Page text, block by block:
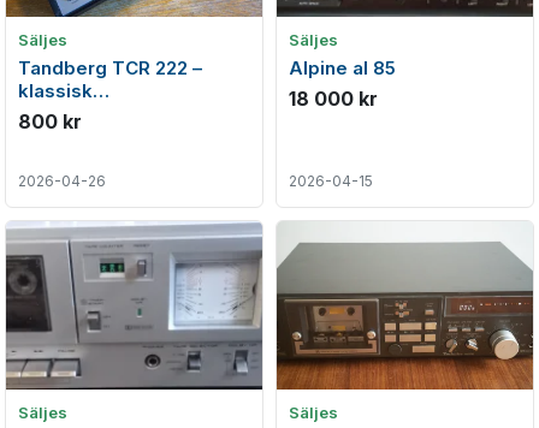
Säljes
Tandberg TCR 222 –
klassisk
kassettbandspelare (3-
motor, dual capstan)
800 kr
2026-04-26
Säljes
Alpine al 85
18 000 kr
2026-04-15
Säljes Säljes